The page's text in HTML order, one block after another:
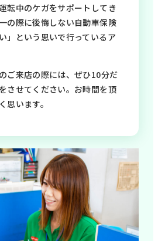
転中のケガをサポートしてき
の際に後悔しない自動車保険
」という思いで行っているア
ご来店の際には、ぜひ10分だ
させてください。お時間を頂
思います。